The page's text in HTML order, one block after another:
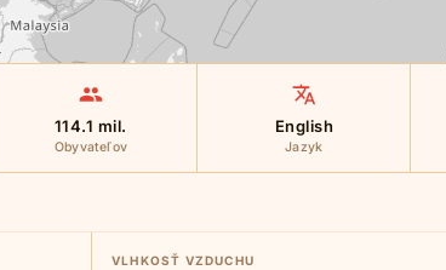
114.1 mil.
Obyvateľov
English
Jazyk
VLHKOSŤ VZDUCHU